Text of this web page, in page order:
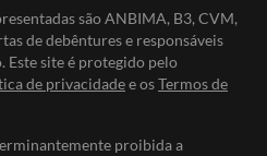
são ANBIMA, B3, CVM,
de debêntures e responsáveis
Este site é protegido pelo
de privacidadee osTermos de
proibida a